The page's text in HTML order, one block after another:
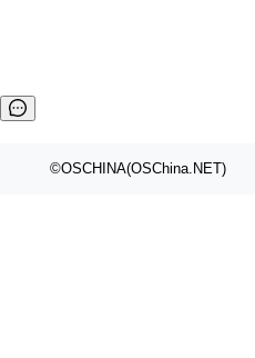
©OSCHINA(OSChina.NET)